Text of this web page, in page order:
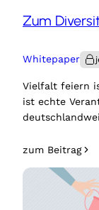
Zum
Whitepaper
Vielfalt feiern
ist echte
zum Beitrag